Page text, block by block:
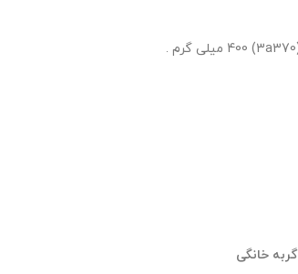
گربه خانگی